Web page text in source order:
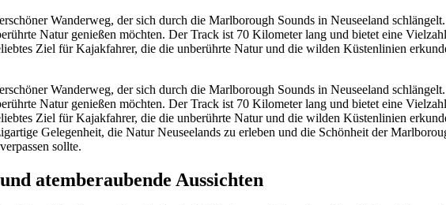
Wanderweg, der sich durch die Marlborough Sounds in Neuseeland
Natur genießen möchten. Der Track ist 70 Kilometer lang und bietet eine
Ziel für Kajakfahrer, die die unberührte Natur und die wilden Küstenlinien
Wanderweg, der sich durch die Marlborough Sounds in Neuseeland
Natur genießen möchten. Der Track ist 70 Kilometer lang und bietet eine
Ziel für Kajakfahrer, die die unberührte Natur und die wilden Küstenlinien
Gelegenheit, die Natur Neuseelands zu erleben und die Schönheit der
sollte.
atemberaubende Aussichten